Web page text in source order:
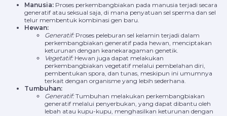
Manusia: Proses perkembangbiakan pada manusia terjadi secara
generatif atau seksual saja, di mana penyatuan sel sperma dan sel
telur membentuk kombinasi gen baru.
Hewan:
Generatif:Proses peleburan sel kelamin terjadi dalam
perkembangbiakan generatif pada hewan, menciptakan
keturunan dengan keanekaragaman genetik.
Vegetatif:Hewan juga dapat melakukan
perkembangbiakan vegetatif melalui pembelahan diri,
pembentukan spora, dan tunas, meskipun ini umumnya
terkait dengan organisme yang lebih sederhana.
Tumbuhan:
Generatif:Tumbuhan melakukan perkembangbiakan
generatif melalui penyerbukan, yang dapat dibantu oleh
lebah atau kupu-kupu, menghasilkan keturunan dengan